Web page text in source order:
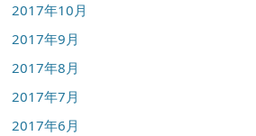
2017年10月
2017年9月
2017年8月
2017年7月
2017年6月